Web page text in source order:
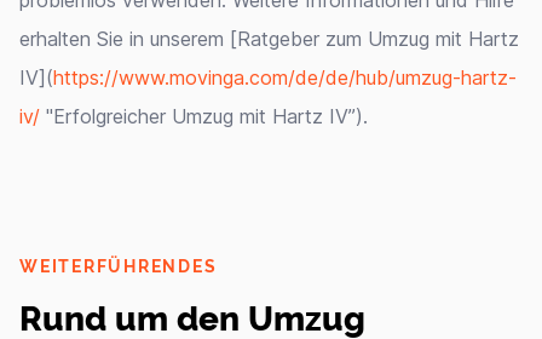
erhalten Sie in unserem [Ratgeber zum Umzug mit Hartz
IV](https://www.movinga.com/de/de/hub/umzug-hartz-
iv/ "Erfolgreicher Umzug mit Hartz IV”).
WEITERFÜHRENDES
Rund um den Umzug